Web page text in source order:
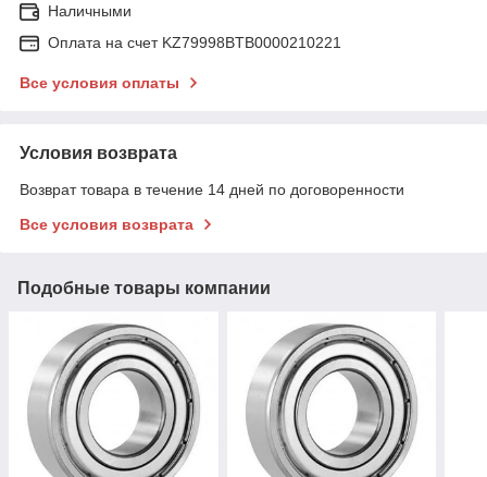
Наличными
Оплата на счет KZ79998BTB0000210221
Все условия оплаты
Условия возврата
Возврат товара в течение 14 дней по договоренности
Все условия возврата
Подобные товары компании